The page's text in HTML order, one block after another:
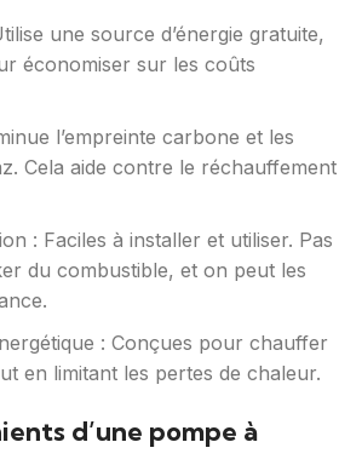
une source d’énergie gratuite,
économiser sur les coûts
l’empreinte carbone et les
Cela aide contre le réchauffement
: Faciles à installer et utiliser. Pas
du combustible, et on peut les
: Conçues pour chauffer
en limitant les pertes de chaleur.
d’une pompe à